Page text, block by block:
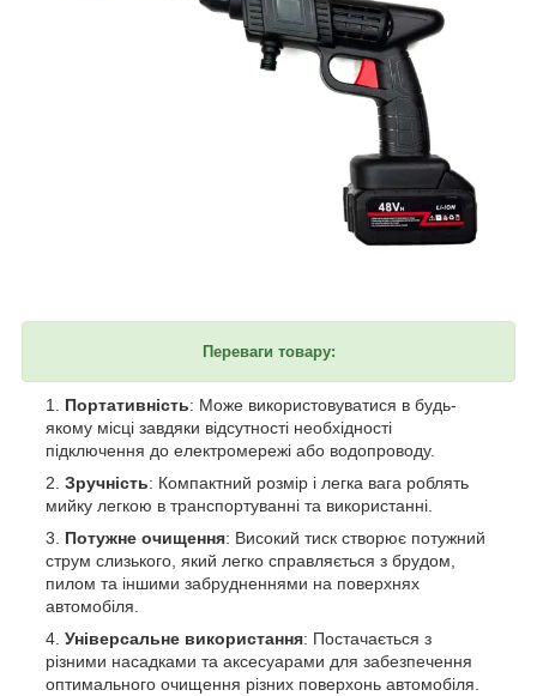
Переваги товару:
Портативність: Може використовуватися в будь-
якому місці завдяки відсутності необхідності
підключення до електромережі або водопроводу.
Зручність: Компактний розмір і легка вага роблять
мийку легкою в транспортуванні та використанні.
Потужне очищення: Високий тиск створює потужний
струм слизького, який легко справляється з брудом,
пилом та іншими забрудненнями на поверхнях
автомобіля.
Універсальне використання: Постачається з
різними насадками та аксесуарами для забезпечення
оптимального очищення різних поверхонь автомобіля.